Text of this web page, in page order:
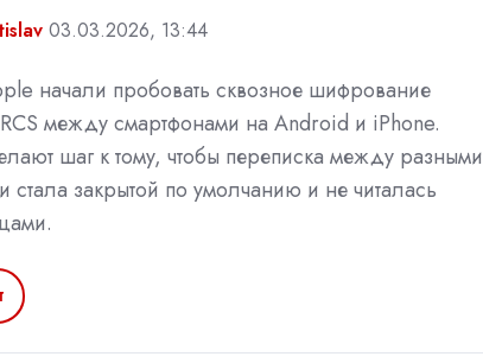
03.03.2026, 13:44
начали пробовать сквозное шифрование
между смартфонами на Android и iPhone.
шаг к тому, чтобы переписка между разными
стала закрытой по умолчанию и не читалась